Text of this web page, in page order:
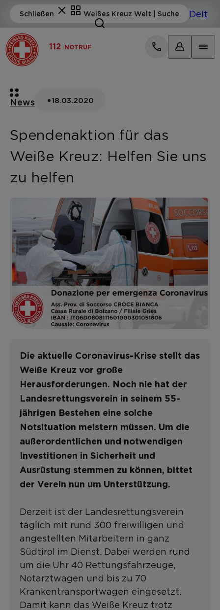
112 NOTRUF
News •18.03.2020
Spendenaktion für das
Weiße Kreuz: Helfen Sie uns
zu helfen
Die aktuelle Coronavirus-Krise stellt das
Weiße Kreuz vor große
Herausforderungen. Noch nie hat der
Landesrettungsverein in seinem 55-
jährigen Bestehen eine solche
Notsituation meistern müssen. Um die
außerordentlichen und notwendigen
Investitionen in Sicherheit und
Ausrüstung stemmen zu können, bittet
der Verein nun um Unterstützung.
Derzeit ist der Landesrettungsverein
täglich mit rund 300 freiwilligen und
angestellten Mitarbeitern in ganz
Südtirol im Dienst. Dabei werden rund
um die Uhr 40 Rettungsfahrzeuge,
Notarztwagen und bis zu 70
Krankentransportwagen eingesetzt.
Damit kann das Weiße Kreuz trotz